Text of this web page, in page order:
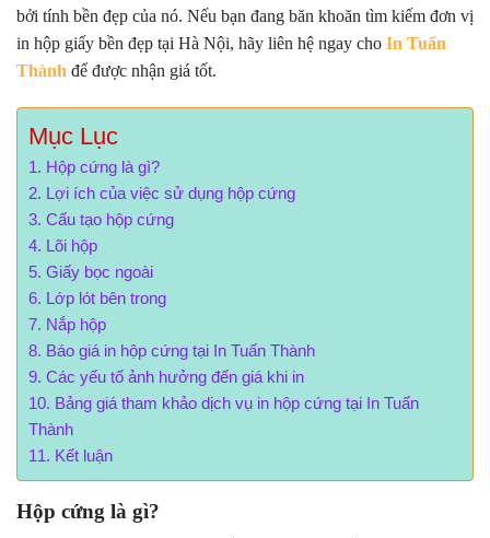
bởi tính bền đẹp của nó. Nếu bạn đang băn khoăn tìm kiếm đơn vị
in hộp giấy bền đẹp tại Hà Nội, hãy liên hệ ngay cho In Tuấn
Thành để được nhận giá tốt.
Mục Lục
Hộp cứng là gì?
Lợi ích của việc sử dụng hộp cứng
Cấu tạo hộp cứng
Lõi hộp
Giấy bọc ngoài
Lớp lót bên trong
Nắp hộp
Báo giá in hộp cứng tại In Tuấn Thành
Các yếu tố ảnh hưởng đến giá khi in
Bảng giá tham khảo dịch vụ in hộp cứng tại In Tuấn
Thành
Kết luận
Hộp cứng là gì?